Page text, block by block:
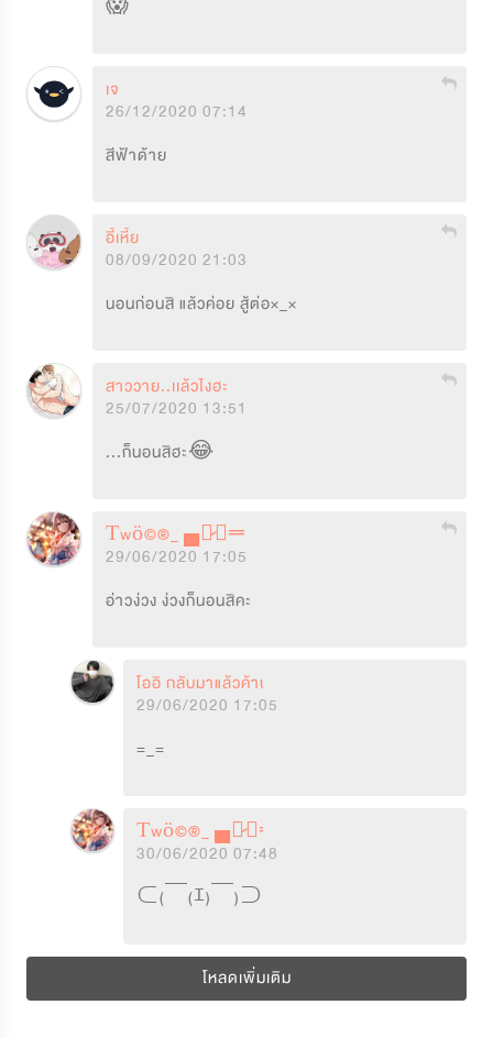
😱
เจ
26/12/2020 07:14
สีฟ้าด้าย
อี้เหี้ย
08/09/2020 21:03
นอนก่อนสิ แล้วค่อย สู้ต่อ×_×
สาววาย..เเล้วไงฮะ
25/07/2020 13:51
...ก็นอนสิฮะ😂
Ťwö©®_ ▄︻̷̿┻̿═━一
29/06/2020 17:05
อ่าวง่วง ง่วงก็นอนสิคะ
โออิ กลับมาแล้วค้าบ
29/06/2020 17:05
=_=
Ťwö©®_ ▄︻̷̿┻̿═━一
30/06/2020 07:48
⊂(￣(ｴ)￣)⊃
โหลดเพิ่มเติม